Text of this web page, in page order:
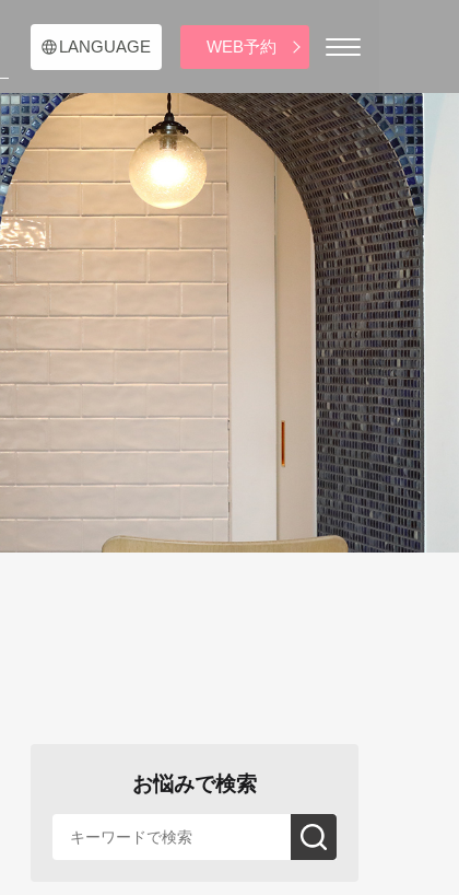
LANGUAGE WEB予約
お悩みで検索